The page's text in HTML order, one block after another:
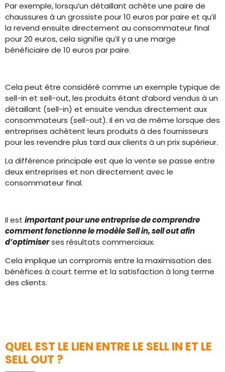
Par exemple, lorsqu’un détaillant achète une paire de
chaussures à un grossiste pour 10 euros par paire et qu’il
la revend ensuite directement au consommateur final
pour 20 euros, cela signifie qu’il y a une marge
bénéficiaire de 10 euros par paire.
Cela peut être considéré comme un exemple typique de
sell-in et sell-out, les produits étant d’abord vendus à un
détaillant (sell-in) et ensuite vendus directement aux
consommateurs (sell-out). Il en va de même lorsque des
entreprises achètent leurs produits à des fournisseurs
pour les revendre plus tard aux clients à un prix supérieur.
La différence principale est que la vente se passe entre
deux entreprises et non directement avec le
consommateur final.
Il est important pour une entreprise de comprendre
comment fonctionne le modèle Sell in, sell out afin
d’optimiserses résultats commerciaux.
Cela implique un compromis entre la maximisation des
bénéfices à court terme et la satisfaction à long terme
des clients.
QUEL EST LE LIEN ENTRE LE SELL IN ET LE
SELL OUT ?